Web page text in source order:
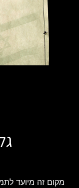
מקום זה מיועד